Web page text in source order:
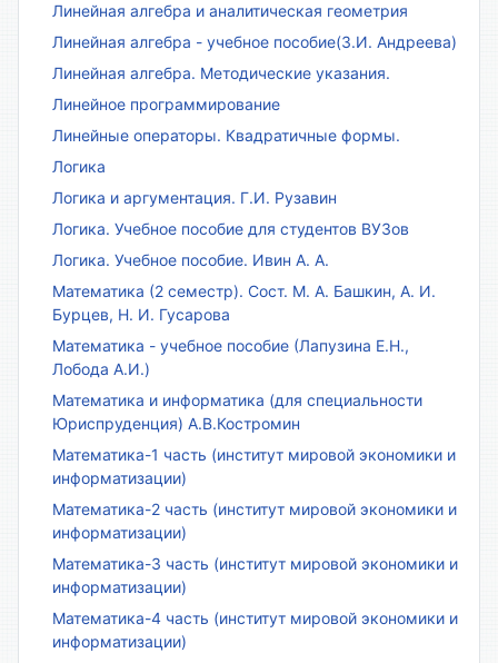
Линейная алгебра и аналитическая геометрия
Линейная алгебра - учебное пособие(З.И. Андреева)
Линейная алгебра. Методические указания.
Линейное программирование
Линейные операторы. Квадратичные формы.
Логика
Логика и аргументация. Г.И. Рузавин
Логика. Учебное пособие для студентов ВУЗов
Логика. Учебное пособие. Ивин А. А.
Математика (2 семестр). Сост. М. А. Башкин, А. И.
Бурцев, Н. И. Гусарова
Математика - учебное пособие (Лапузина Е.Н.,
Лобода А.И.)
Математика и информатика (для специальности
Юриспруденция) А.В.Костромин
Математика-1 часть (институт мировой экономики и
информатизации)
Математика-2 часть (институт мировой экономики и
информатизации)
Математика-3 часть (институт мировой экономики и
информатизации)
Математика-4 часть (институт мировой экономики и
информатизации)